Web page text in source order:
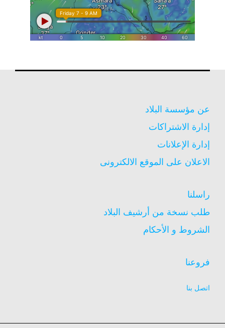
عن مؤسسة البلاد
إدارة الاشتراكات
إدارة الإعلانات
الاعلان على الموقع الالكترونى
راسلنا
طلب نسخة من أرشيف البلاد
الشروط و الأحكام
فروعنا
اتصل بنا